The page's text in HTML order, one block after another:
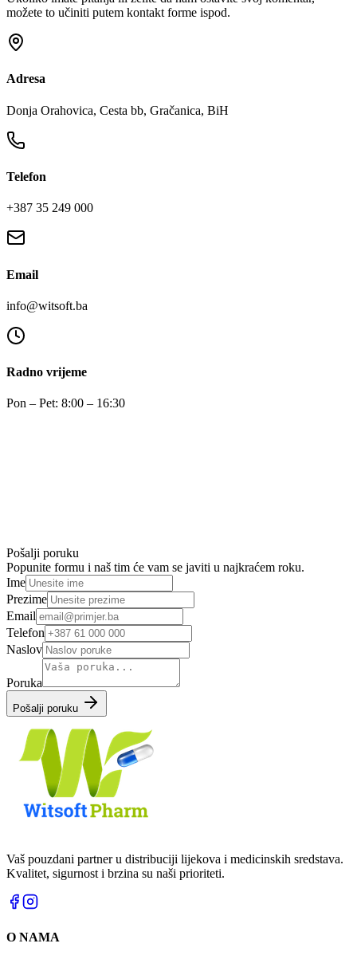
možete to učiniti putem kontakt forme ispod.
Adresa
Donja Orahovica, Cesta bb, Gračanica, BiH
Telefon
+387 35 249 000
Email
info@witsoft.ba
Radno vrijeme
Pon – Pet: 8:00 – 16:30
Pošalji poruku
Popunite formu i naš tim će vam se javiti u najkraćem roku.
Ime
Prezime
Email
Telefon
Naslov
Poruka
Pošalji poruku
Vaš pouzdani partner u distribuciji lijekova i medicinskih sredstava.
Kvalitet, sigurnost i brzina su naši prioriteti.
O NAMA